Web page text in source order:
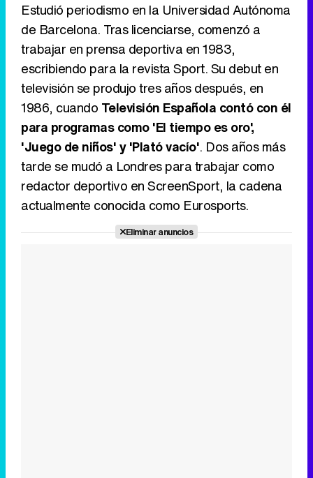
Canción ganadora de Eurovisión 2026: DARA con "Bangaranga" por Bulgaria
Estudió periodismo en la Universidad Autónoma
de Barcelona. Tras licenciarse, comenzó a
trabajar en prensa deportiva en 1983,
escribiendo para la revista Sport. Su debut en
televisión se produjo tres años después, en
1986, cuando Televisión Española contó con él
para programas como 'El tiempo es oro',
'Juego de niños' y 'Plató vacío'. Dos años más
tarde se mudó a Londres para trabajar como
redactor deportivo en ScreenSport, la cadena
actualmente conocida como Eurosports.
Eliminar anuncios